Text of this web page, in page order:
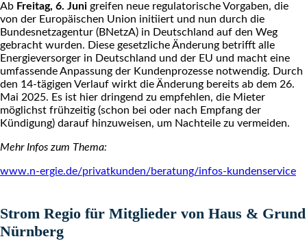
Ab Freitag, 6. Juni greifen neue regulatorische Vorgaben, die
von der Europäischen Union initiiert und nun durch die
Bundesnetzagentur (BNetzA) in Deutschland auf den Weg
gebracht wurden. Diese gesetzliche Änderung betrifft alle
Energieversorger in Deutschland und der EU und macht eine
umfassende Anpassung der Kundenprozesse notwendig. Durch
den 14-tägigen Verlauf wirkt die Änderung bereits ab dem 26.
Mai 2025. Es ist hier dringend zu empfehlen, die Mieter
möglichst frühzeitig (schon bei oder nach Empfang der
Kündigung) darauf hinzuweisen, um Nachteile zu vermeiden.
Mehr Infos zum Thema:
www.n-ergie.de/privatkunden/beratung/infos-kundenservice
Strom Regio für Mitglieder von Haus & Grund
Nürnberg